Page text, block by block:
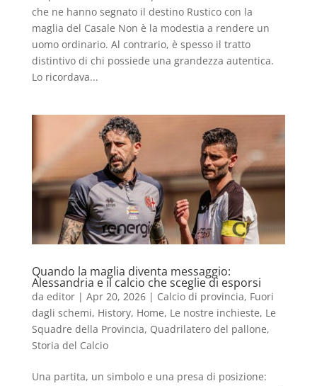
che ne hanno segnato il destino Rustico con la
maglia del Casale Non è la modestia a rendere un
uomo ordinario. Al contrario, è spesso il tratto
distintivo di chi possiede una grandezza autentica.
Lo ricordava...
Quando la maglia diventa messaggio:
Alessandria e il calcio che sceglie di esporsi
da editor| Apr 20, 2026| Calcio di provincia, Fuori
dagli schemi, History, Home, Le nostre inchieste, Le
Squadre della Provincia, Quadrilatero del pallone,
Storia del Calcio
Una partita, un simbolo e una presa di posizione: